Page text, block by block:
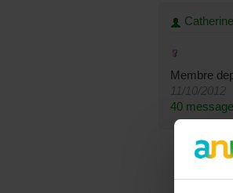
Membre
11/10/2012
40